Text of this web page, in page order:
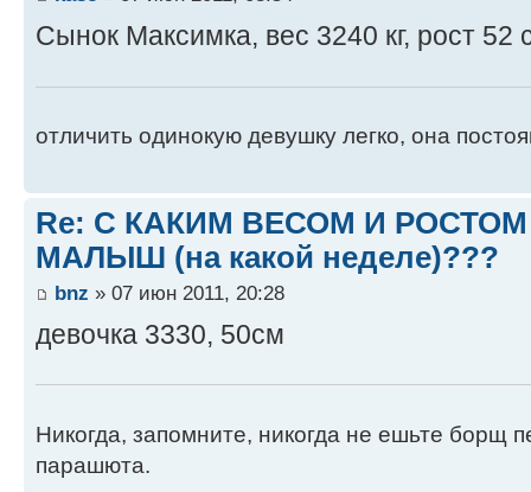
Сынок Максимка, вес 3240 кг, рост 52
отличить одинокую девушку легко, она
Re: С КАКИМ ВЕСОМ И
МАЛЫШ (на какой неделе)???
bnz » 07 июн 2011, 20:28
девочка 3330, 50см
Никогда, запомните, никогда не ешьте борщ
парашюта.